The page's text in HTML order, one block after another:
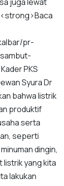
strong>Baca
/pr-
sambut-
KaderPKS
SyuraDr
bahwalistrik
produktif
serta
, seperti
minumandingin,
listrikyangkita
lakukan